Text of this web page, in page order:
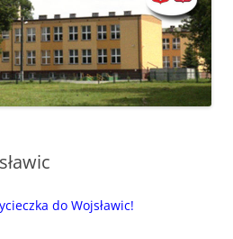
do Wojsławic!